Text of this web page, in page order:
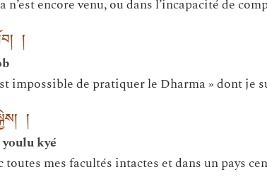
encore venu, ou dans l’incapacité de
།
impossible de pratiquer le Dharma » dont je
།
kyé
toutes mes facultés intactes et dans un pays